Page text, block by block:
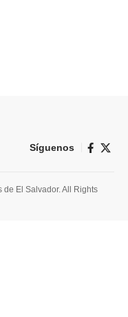
Síguenos
El Salvador. All Rights